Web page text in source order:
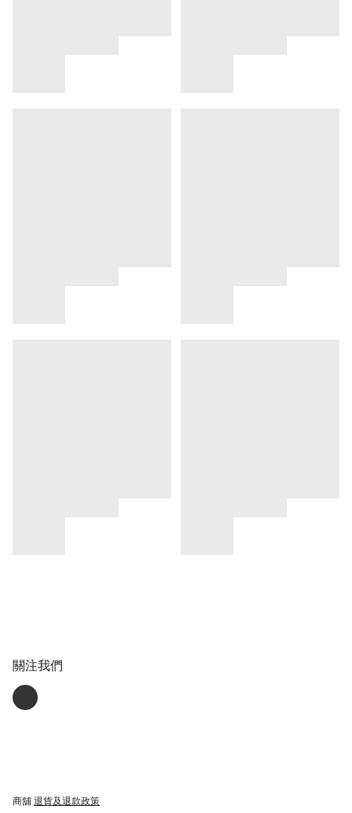
關注我們
商舖 退貨及退款政策